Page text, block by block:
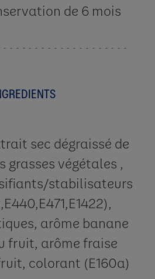
de 6 mois
sec dégraissé de
grasses végétales ,
stabilisateurs
arôme banane
fruit, arôme fraise
colorant (E160a)